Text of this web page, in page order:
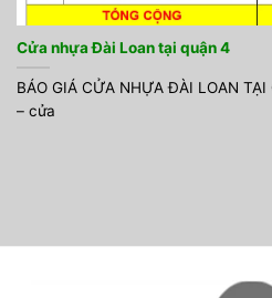
Cửa nhựa Đài Loan tại quận 4
BÁO GIÁ CỬA NHỰA ĐÀI LOAN
– cửa